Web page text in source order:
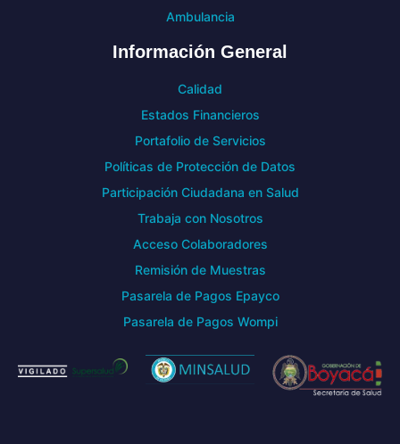
Ambulancia
Información General
Calidad
Estados Financieros
Portafolio de Servicios
Políticas de Protección de Datos
Participación Ciudadana en Salud
Trabaja con Nosotros
Acceso Colaboradores
Remisión de Muestras
Pasarela de Pagos Epayco
Pasarela de Pagos Wompi